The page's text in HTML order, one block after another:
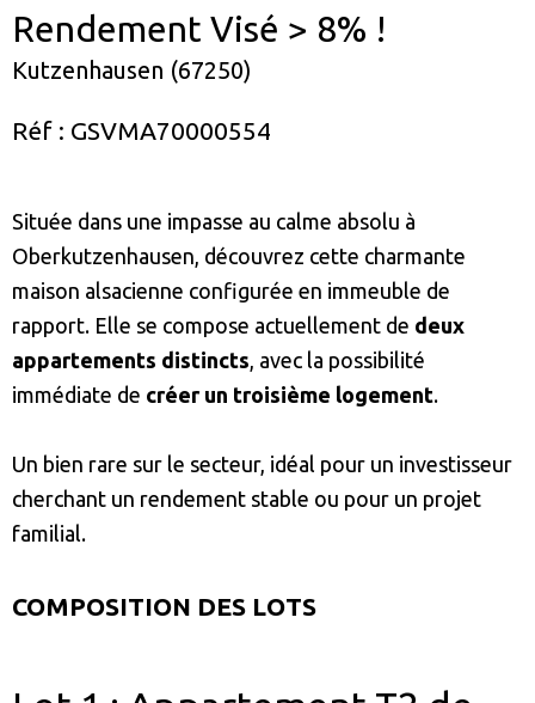
Rendement Visé > 8% !
Kutzenhausen (67250)
Réf : GSVMA70000554
Située dans une impasse au calme absolu à
Oberkutzenhausen, découvrez cette charmante
maison alsacienne configurée en immeuble de
rapport. Elle se compose actuellement de deux
appartements distincts , avec la possibilité
immédiate de créer un troisième logement.
Un bien rare sur le secteur, idéal pour un investisseur
cherchant un rendement stable ou pour un projet
familial.
COMPOSITION DES LOTS